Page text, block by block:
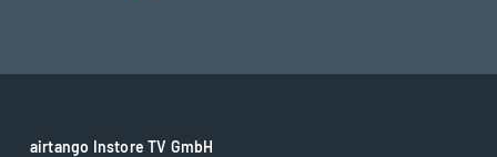
airtango Instore TV GmbH